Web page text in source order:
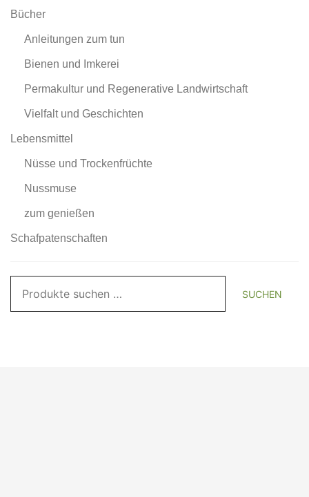
Bücher
Anleitungen zum tun
Bienen und Imkerei
Permakultur und Regenerative Landwirtschaft
Vielfalt und Geschichten
Lebensmittel
Nüsse und Trockenfrüchte
Nussmuse
zum genießen
Schafpatenschaften
nach:
SUCHEN